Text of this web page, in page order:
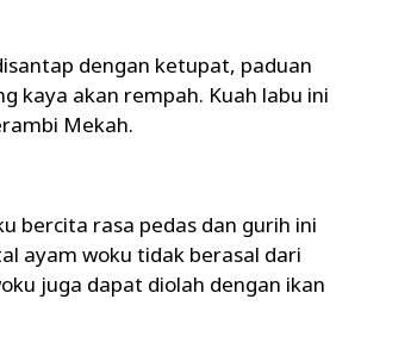
dengan ketupat, paduan
kaya akan rempah. Kuah labu ini
Mekah.
bercita rasa pedas dan gurih ini
ayam woku tidak berasal dari
juga dapat diolah dengan ikan